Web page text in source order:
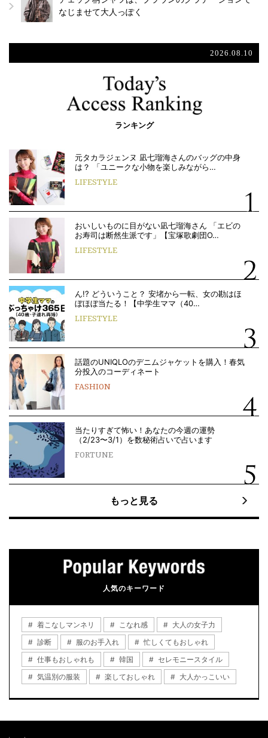
なじませて大人っぽく
2026.08.10
ランキング
元タカラジェンヌ 凪七瑠海さんのバッグの中身
は？ 「ユニークな小物を楽しみながら…
LIFESTYLE
おいしいものに目がない凪七瑠海さん 「エビの
お寿司は断然生派です」【宝塚歌劇団O…
LIFESTYLE
ん!? どういうこと？ 安堵から一転、女の勘はほ
ぼほぼ当たる！【中学生ママ（40…
LIFESTYLE
話題のUNIQLOのデニムジャケットを購入！春気
分投入のコーディネート
FASHION
当たりすぎて怖い！あなたの今週の運勢
（2/23〜3/1）を数秘術占いで占います
FORTUNE
もっと見る
人気のキーワード
着こなしマンネリ こなれ感
大人の女子力
診断
服のお手入れ
忙しくてもおしゃれ
仕事もおしゃれも
韓国
セレモニースタイル
気温別の服装
楽しておしゃれ 大人かっこいい